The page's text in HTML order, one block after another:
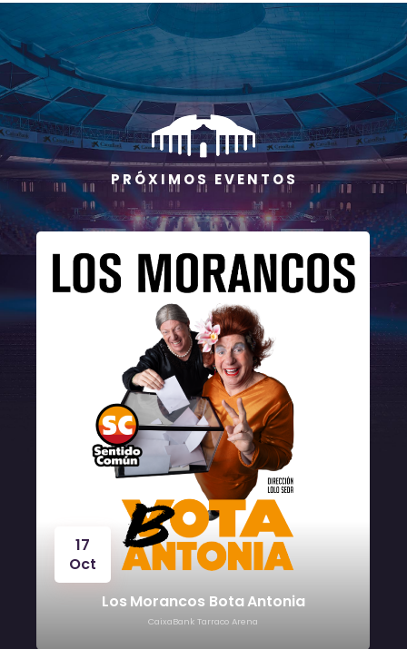
P R Ó X I M O S E V E N T O S
17
Oct
Los Morancos Bota Antonia
CaixaBank Tarraco Arena